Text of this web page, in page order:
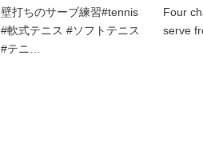
壁打ちのサーブ練習#tennis
#軟式テニス #ソフトテニス
#テニ…
Four
serve